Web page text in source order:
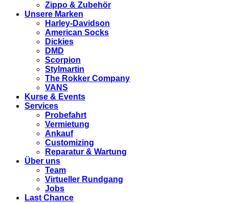
Zippo & Zubehör
Unsere Marken
Harley-Davidson
American Socks
Dickies
DMD
Scorpion
Stylmartin
The Rokker Company
VANS
Kurse & Events
Services
Probefahrt
Vermietung
Ankauf
Customizing
Reparatur & Wartung
Über uns
Team
Virtueller Rundgang
Jobs
Last Chance